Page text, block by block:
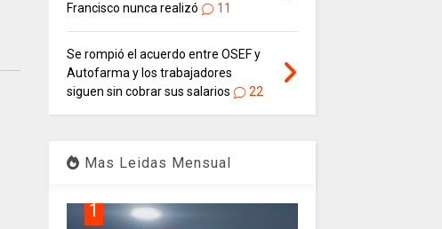
Francisco nunca realizó
11
Se rompió el acuerdo entre OSEF y
Autofarma y los trabajadores
siguen sin cobrar sus salarios
22
Mas Leidas Mensual
1